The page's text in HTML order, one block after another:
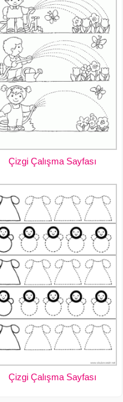
Çizgi Çalışma Sayfası
Çizgi Çalışma Sayfası